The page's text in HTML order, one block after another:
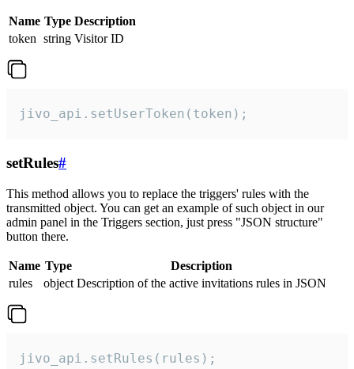
Name Type Description
token string Visitor ID
jivo_api.setUserToken(token);
setRules#
This method allows you to replace the triggers' rules with the
transmitted object. You can get an example of such object in our
admin panel in the Triggers section, just press "JSON structure"
button there.
Name Type
Description
rules
object Description of the active invitations rules in JSON
jivo_api.setRules(rules);